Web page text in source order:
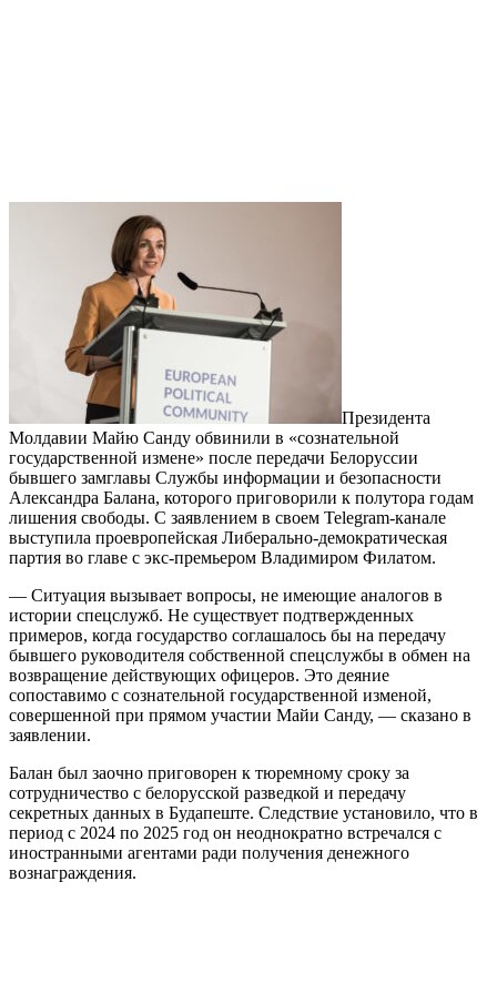
Президента
Молдавии Майю Санду обвинили в «сознательной
государственной измене» после передачи Белоруссии
бывшего замглавы Службы информации и безопасности
Александра Балана, которого приговорили к полутора годам
лишения свободы. С заявлением в своем Telegram-канале
выступила проевропейская Либерально-демократическая
партия во главе с экс-премьером Владимиром Филатом.
— Ситуация вызывает вопросы, не имеющие аналогов в
истории спецслужб. Не существует подтвержденных
примеров, когда государство соглашалось бы на передачу
бывшего руководителя собственной спецслужбы в обмен на
возвращение действующих офицеров. Это деяние
сопоставимо с сознательной государственной изменой,
совершенной при прямом участии Майи Санду, — сказано в
заявлении.
Балан был заочно приговорен к тюремному сроку за
сотрудничество с белорусской разведкой и передачу
секретных данных в Будапеште. Следствие установило, что в
период с 2024 по 2025 год он неоднократно встречался с
иностранными агентами ради получения денежного
вознаграждения.